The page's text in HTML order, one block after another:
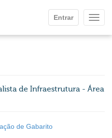
Entrar
de Infraestrutura - Área
de Gabarito